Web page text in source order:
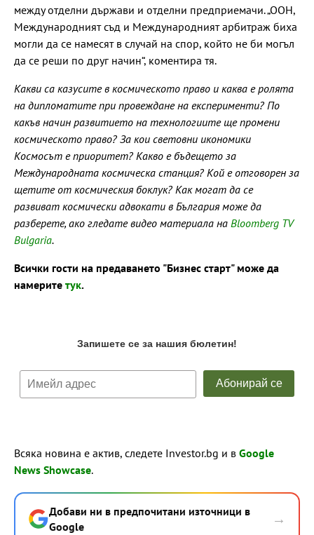
между отделни държави и отделни предприемачи. „ООН,
Международният съд и Международният арбитраж биха
могли да се намесят в случай на спор, който не би могъл
да се реши по друг начин“, коментира тя.
Какви са казусите в космическото право и каква е ролята
на дипломатите при провеждане на експерименти? По
какъв начин развитието на технологиите ще промени
космическото право? За кои световни икономики
Космосът е приоритет? Какво е бъдещето за
Международната космическа станция? Кой е отговорен за
щетите от космическия боклук? Как могат да се
развиват космически адвокати в България може да
разберете, ако гледате видео материала на Bloomberg TV
Bulgaria.
Всички гости на предаването "Бизнес старт" може да
намерите тук.
Всяка новина е актив, следете Investor.bg и в Google
News Showcase.
Добави ни в предпочитани източници в
Google
→